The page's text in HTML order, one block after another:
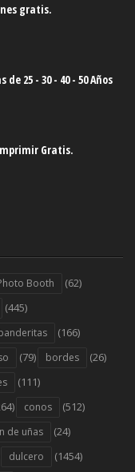
gratis.
25 - 30 - 40 - 50 Años
Gratis.
Booth (62)
(445)
(166)
(79) bordes (26)
(111)
conos (512)
de uñas (24)
dulcero (1454)